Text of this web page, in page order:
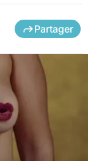
Partager